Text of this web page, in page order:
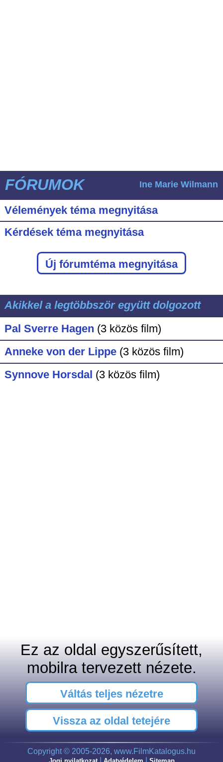
FÓRUMOK Ine Marie Wilmann
Vélemények téma megnyitása
Kérdések téma megnyitása
Új fórumtéma megnyitása
Akikkel a legtöbbször együtt dolgozott
Pal Sverre Hagen (3 közös film)
Anneke von der Lippe (3 közös film)
Synnove Horsdal (3 közös film)
Ez az oldal egyszerűsített,
mobilra tervezett nézete.
Váltás teljes nézetre
Vissza az oldal tetejére
Copyright © 2005-2026, www.FilmKatalogus.hu